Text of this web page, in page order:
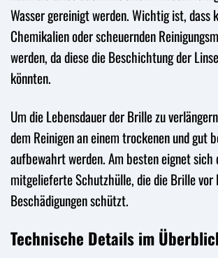
Wasser gereinigt werden. Wichtig ist, dass
Chemikalien oder scheuernden
werden, da diese die Beschichtung der
könnten.
Um die Lebensdauer der Brille zu
dem Reinigen an einem trockenen und gut
aufbewahrt werden. Am besten eignet sich
mitgelieferte Schutzhülle, die die Brille vor
Beschädigungen schützt.
Technische Details im